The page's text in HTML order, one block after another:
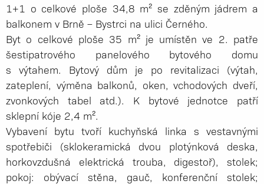
1+1 o celkové ploše 34,8 m² se zděným jádrem a
balkonem v Brně – Bystrci na ulici Černého.
Byt o celkové ploše 35 m² je umístěn ve 2. patře
šestipatrového panelového bytového domu
s výtahem. Bytový dům je po revitalizaci (výtah,
zateplení, výměna balkonů, oken, vchodových dveří,
zvonkových tabel atd.). K bytové jednotce patří
sklepní kóje 2,4 m².
Vybavení bytu tvoří kuchyňská linka s vestavnými
spotřebiči (sklokeramická dvou plotýnková deska,
horkovzdušná elektrická trouba, digestoř), stolek;
pokoj: obývací stěna, gauč, konferenční stolek;